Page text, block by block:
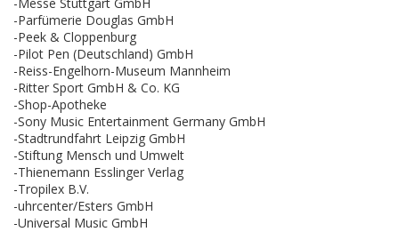
-Parfümerie Douglas GmbH
-Peek & Cloppenburg
-Pilot Pen (Deutschland) GmbH
-Reiss-Engelhorn-Museum Mannheim
-Ritter Sport GmbH & Co. KG
-Shop-Apotheke
-Sony Music Entertainment Germany GmbH
-Stadtrundfahrt Leipzig GmbH
-Stiftung Mensch und Umwelt
-Thienemann Esslinger Verlag
-Tropilex B.V.
-uhrcenter/Esters GmbH
-Universal Music GmbH